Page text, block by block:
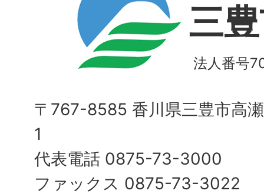
三
法人番号
〒767-8585 香川県三豊市高
1
代表電話 0875-73-3000
ファックス 0875-73-3022